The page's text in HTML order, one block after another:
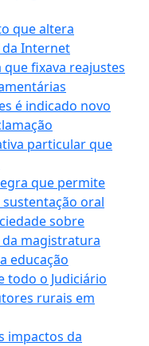
que altera
da Internet
que fixava reajustes
é indicado novo
particular que
que permite
oral
sobre
magistratura
educação
todo o Judiciário
rurais em
impactos da